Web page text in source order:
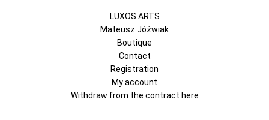
LUXOS ARTS
Mateusz Jóźwiak
Boutique
Contact
Registration
My account
Withdraw from the contract here